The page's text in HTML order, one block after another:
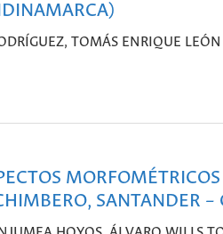
TOMÁS ENRIQUE LEÓN
SANTANDER –